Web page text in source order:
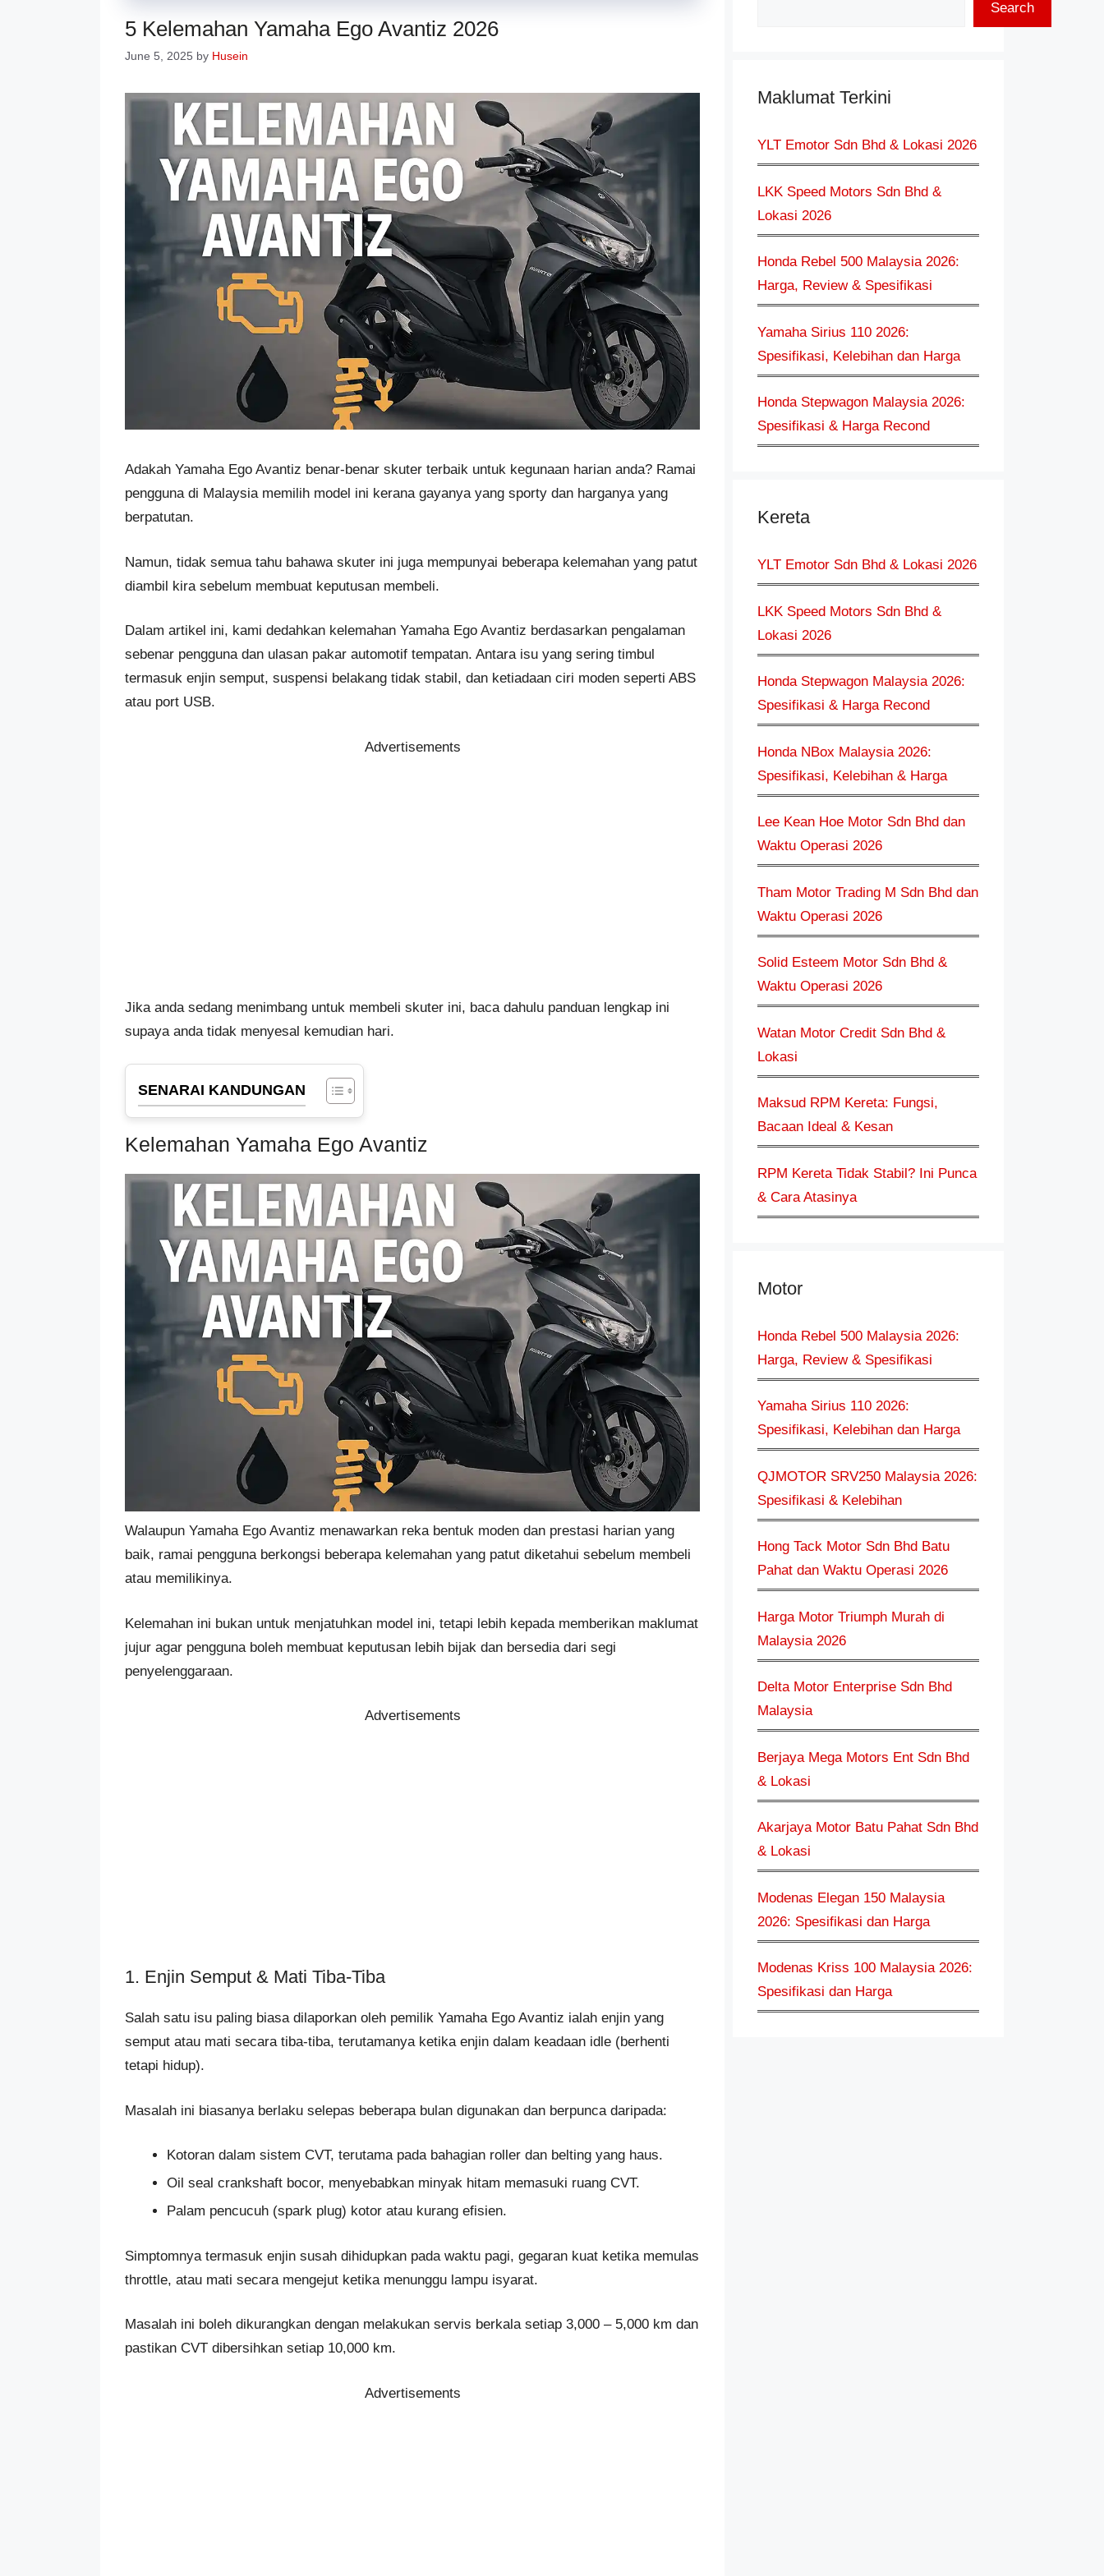
5 Kelemahan Yamaha Ego Avantiz 2026
June 5, 2025 by Husein
Adakah Yamaha Ego Avantiz benar-benar skuter terbaik untuk kegunaan harian anda? Ramai
pengguna di Malaysia memilih model ini kerana gayanya yang sporty dan harganya yang
berpatutan.
Namun, tidak semua tahu bahawa skuter ini juga mempunyai beberapa kelemahan yang patut
diambil kira sebelum membuat keputusan membeli.
Dalam artikel ini, kami dedahkan kelemahan Yamaha Ego Avantiz berdasarkan pengalaman
sebenar pengguna dan ulasan pakar automotif tempatan. Antara isu yang sering timbul
termasuk enjin semput, suspensi belakang tidak stabil, dan ketiadaan ciri moden seperti ABS
atau port USB.
Advertisements
Jika anda sedang menimbang untuk membeli skuter ini, baca dahulu panduan lengkap ini
supaya anda tidak menyesal kemudian hari.
SENARAI KANDUNGAN
Kelemahan Yamaha Ego Avantiz
Walaupun Yamaha Ego Avantiz menawarkan reka bentuk moden dan prestasi harian yang
baik, ramai pengguna berkongsi beberapa kelemahan yang patut diketahui sebelum membeli
atau memilikinya.
Kelemahan ini bukan untuk menjatuhkan model ini, tetapi lebih kepada memberikan maklumat
jujur agar pengguna boleh membuat keputusan lebih bijak dan bersedia dari segi
penyelenggaraan.
Advertisements
1. Enjin Semput & Mati Tiba-Tiba
Salah satu isu paling biasa dilaporkan oleh pemilik Yamaha Ego Avantiz ialah enjin yang
semput atau mati secara tiba-tiba, terutamanya ketika enjin dalam keadaan idle (berhenti
tetapi hidup).
Masalah ini biasanya berlaku selepas beberapa bulan digunakan dan berpunca daripada:
Kotoran dalam sistem CVT, terutama pada bahagian roller dan belting yang haus.
Oil seal crankshaft bocor, menyebabkan minyak hitam memasuki ruang CVT.
Palam pencucuh (spark plug) kotor atau kurang efisien.
Simptomnya termasuk enjin susah dihidupkan pada waktu pagi, gegaran kuat ketika memulas
throttle, atau mati secara mengejut ketika menunggu lampu isyarat.
Masalah ini boleh dikurangkan dengan melakukan servis berkala setiap 3,000 – 5,000 km dan
pastikan CVT dibersihkan setiap 10,000 km.
Advertisements
Search
Maklumat Terkini
YLT Emotor Sdn Bhd & Lokasi 2026
LKK Speed Motors Sdn Bhd &
Lokasi 2026
Honda Rebel 500 Malaysia 2026:
Harga, Review & Spesifikasi
Yamaha Sirius 110 2026:
Spesifikasi, Kelebihan dan Harga
Honda Stepwagon Malaysia 2026:
Spesifikasi & Harga Recond
Kereta
YLT Emotor Sdn Bhd & Lokasi 2026
LKK Speed Motors Sdn Bhd &
Lokasi 2026
Honda Stepwagon Malaysia 2026:
Spesifikasi & Harga Recond
Honda NBox Malaysia 2026:
Spesifikasi, Kelebihan & Harga
Lee Kean Hoe Motor Sdn Bhd dan
Waktu Operasi 2026
Tham Motor Trading M Sdn Bhd dan
Waktu Operasi 2026
Solid Esteem Motor Sdn Bhd &
Waktu Operasi 2026
Watan Motor Credit Sdn Bhd &
Lokasi
Maksud RPM Kereta: Fungsi,
Bacaan Ideal & Kesan
RPM Kereta Tidak Stabil? Ini Punca
& Cara Atasinya
Motor
Honda Rebel 500 Malaysia 2026:
Harga, Review & Spesifikasi
Yamaha Sirius 110 2026:
Spesifikasi, Kelebihan dan Harga
QJMOTOR SRV250 Malaysia 2026:
Spesifikasi & Kelebihan
Hong Tack Motor Sdn Bhd Batu
Pahat dan Waktu Operasi 2026
Harga Motor Triumph Murah di
Malaysia 2026
Delta Motor Enterprise Sdn Bhd
Malaysia
Berjaya Mega Motors Ent Sdn Bhd
& Lokasi
Akarjaya Motor Batu Pahat Sdn Bhd
& Lokasi
Modenas Elegan 150 Malaysia
2026: Spesifikasi dan Harga
Modenas Kriss 100 Malaysia 2026:
Spesifikasi dan Harga